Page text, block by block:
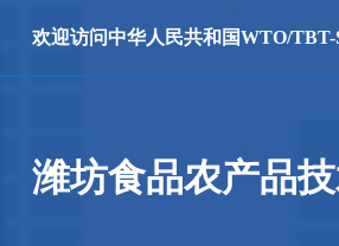
欢迎访问中华人民共和国WTO/TBT-
潍坊食品农产品